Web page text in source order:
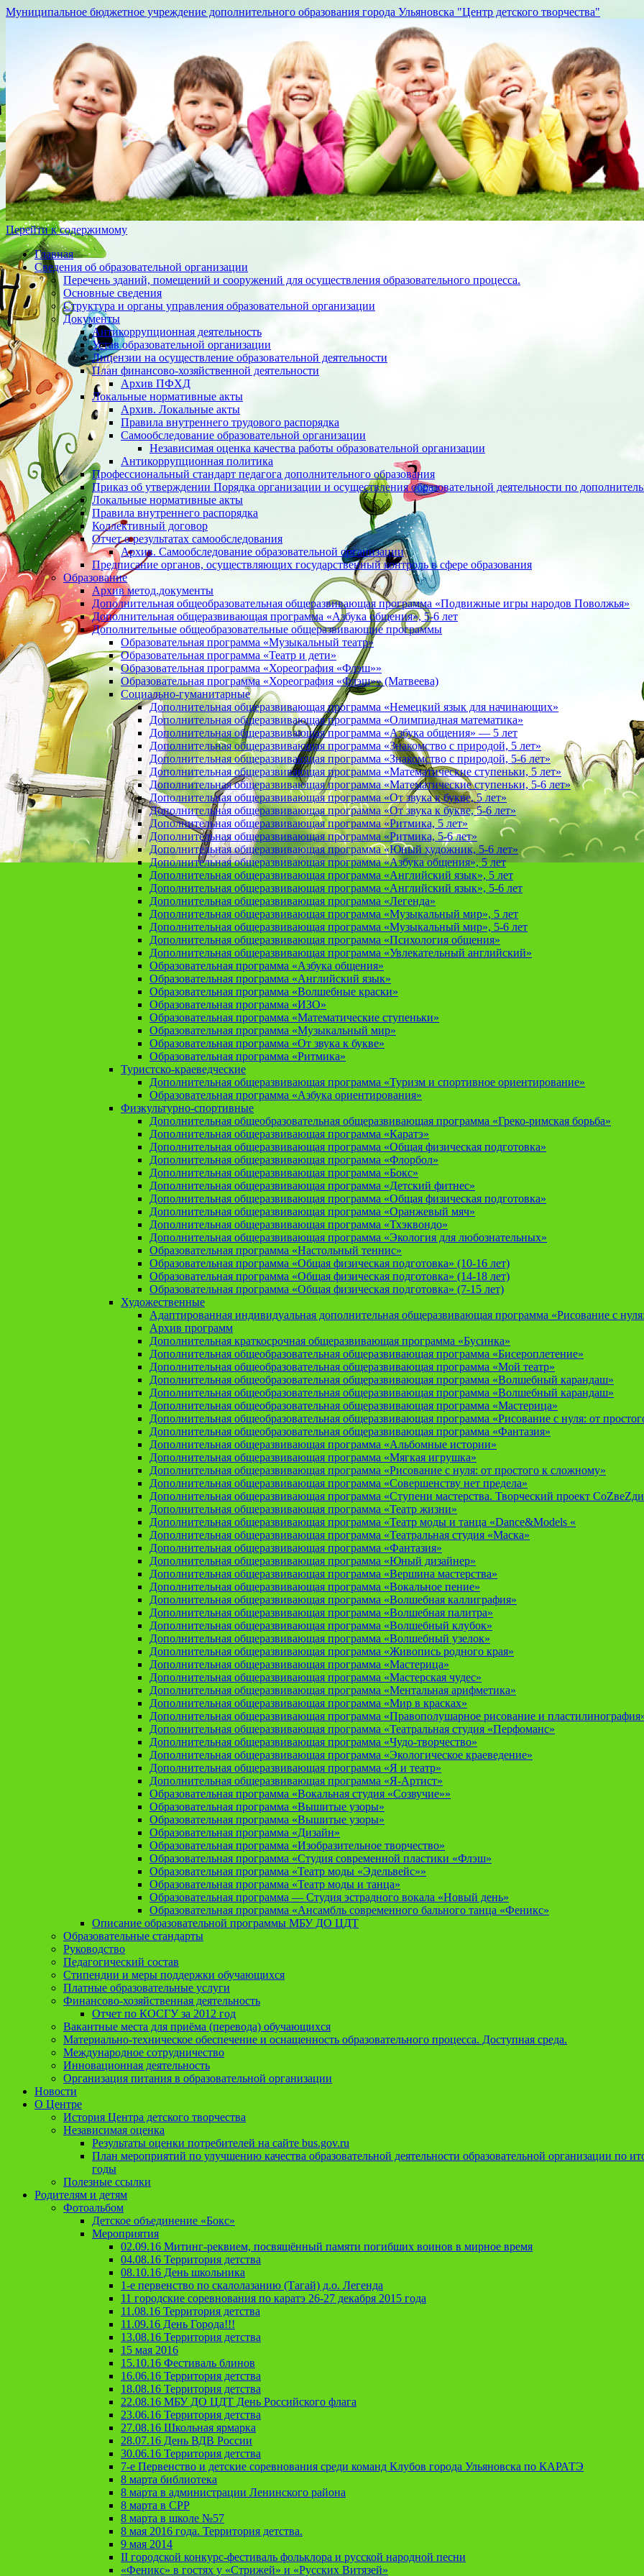
Муниципальное бюджетное учреждение дополнительного образования города Ульяновска "Центр детского творчества"
Перейти к содержимому
Главная
Сведения об образовательной организации
Перечень зданий, помещений и сооружений для осуществления образовательного процесса.
Основные сведения
Структура и органы управления образовательной организации
Документы
Антикоррупционная деятельность
Устав образовательной организации
Лицензии на осуществление образовательной деятельности
План финансово-хозяйственной деятельности
Архив ПФХД
Локальные нормативные акты
Архив. Локальные акты
Правила внутреннего трудового распорядка
Cамообследование образовательной организации
Независимая оценка качества работы образовательной организации
Антикоррупционная политика
Профессиональный стандарт педагога дополнительного образования
Приказ об утверждении Порядка организации и осуществления образовательной деятельности по
Локальные нормативные акты
Правила внутреннего распорядка
Коллективный договор
Отчет о результатах самообследования
Архив. Cамообследование образовательной организации
Предписание органов, осуществляющих государственный контроль в сфере образования
Образование
Архив метод.документы
Дополнительная общеобразовательная общеразвивающая программа «Подвижные игры народов Поволжья»
Дополнительная общеразвивающая программа «Азбука общения», 5-6 лет
Дополнительные общеобразовательные общеразвивающие программы
Образовательная программа «Музыкальный театр»
Образовательная программа «Театр и дети»
Образовательная программа «Хореография «Флэш»»
Образовательная программа «Хореография «Флэш»» (Матвеева)
Социально-гуманитарные
Дополнительная общеразвивающая программа «Немецкий язык для начинающих»
Дополнительная общеразвивающая программа «Олимпиадная математика»
Дополнительная общеразвивающая программа «Азбука общения» — 5 лет
Дополнительная общеразвивающая программа «Знакомство с природой, 5 лет»
Дополнительная общеразвивающая программа «Знакомство с природой, 5-6 лет»
Дополнительная общеразвивающая программа «Математические ступеньки, 5 лет»
Дополнительная общеразвивающая программа «Математические ступеньки, 5-6 лет»
Дополнительная общеразвивающая программа «От звука к букве, 5 лет»
Дополнительная общеразвивающая программа «От звука к букве, 5-6 лет»
Дополнительная общеразвивающая программа «Ритмика, 5 лет»
Дополнительная общеразвивающая программа «Ритмика, 5-6 лет»
Дополнительная общеразвивающая программа «Юный художник, 5-6 лет»
Дополнительная общеразвивающая программа «Азбука общения», 5 лет
Дополнительная общеразвивающая программа «Английский язык», 5 лет
Дополнительная общеразвивающая программа «Английский язык», 5-6 лет
Дополнительная общеразвивающая программа «Легенда»
Дополнительная общеразвивающая программа «Музыкальный мир», 5 лет
Дополнительная общеразвивающая программа «Музыкальный мир», 5-6 лет
Дополнительная общеразвивающая программа «Психология общения»
Дополнительная общеразвивающая программа «Увлекательный английский»
Образовательная программа «Азбука общения»
Образовательная программа «Английский язык»
Образовательная программа «Волшебные краски»
Образовательная программа «ИЗО»
Образовательная программа «Математические ступеньки»
Образовательная программа «Музыкальный мир»
Образовательная программа «От звука к букве»
Образовательная программа «Ритмика»
Туристско-краеведческие
Дополнительная общеразвивающая программа «Туризм и спортивное ориентирование»
Образовательная программа «Азбука ориентирования»
Физкультурно-спортивные
Дополнительная общеобразовательная общеразвивающая программа «Греко-римская борьба»
Дополнительная общеразвивающая программа «Каратэ»
Дополнительная общеразвивающая программа «Общая физическая подготовка»
Дополнительная общеразвивающая программа «Флорбол»
Дополнительная общеразвивающая программа «Бокс»
Дополнительная общеразвивающая программа «Детский фитнес»
Дополнительная общеразвивающая программа «Общая физическая подготовка»
Дополнительная общеразвивающая программа «Оранжевый мяч»
Дополнительная общеразвивающая программа «Тхэквондо»
Дополнительная общеразвивающая программа «Экология для любознательных»
Образовательная программа «Настольный теннис»
Образовательная программа «Общая физическая подготовка» (10-16 лет)
Образовательная программа «Общая физическая подготовка» (14-18 лет)
Образовательная программа «Общая физическая подготовка» (7-15 лет)
Художественные
Адаптированная индивидуальная дополнительная общеразвивающая программа «Рисование с
Архив программ
Дополнительная краткосрочная общеразвивающая программа «Бусинка»
Дополнительная общеобразовательная общеразвивающая программа «Бисероплетение»
Дополнительная общеобразовательная общеразвивающая программа «Мой театр»
Дополнительная общеобразовательная общеразвивающая программа «Волшебный карандаш»
Дополнительная общеобразовательная общеразвивающая программа «Волшебный карандаш»
Дополнительная общеобразовательная общеразвивающая программа «Мастерица»
Дополнительная общеобразовательная общеразвивающая программа «Рисование с нуля: от
Дополнительная общеобразовательная общеразвивающая программа «Фантазия»
Дополнительная общеразвивающая программа «Альбомные истории»
Дополнительная общеразвивающая программа «Мягкая игрушка»
Дополнительная общеразвивающая программа «Рисование с нуля: от простого к сложному»
Дополнительная общеразвивающая программа «Совершенству нет предела»
Дополнительная общеразвивающая программа «Ступени мастерства. Творческий проект
Дополнительная общеразвивающая программа «Театр жизни»
Дополнительная общеразвивающая программа «Театр моды и танца «Dance&Models «
Дополнительная общеразвивающая программа «Театральная студия «Маска»
Дополнительная общеразвивающая программа «Фантазия»
Дополнительная общеразвивающая программа «Юный дизайнер»
Дополнительная общеразвивающая программа «Вершина мастерства»
Дополнительная общеразвивающая программа «Вокальное пение»
Дополнительная общеразвивающая программа «Волшебная каллиграфия»
Дополнительная общеразвивающая программа «Волшебная палитра»
Дополнительная общеразвивающая программа «Волшебный клубок»
Дополнительная общеразвивающая программа «Волшебный узелок»
Дополнительная общеразвивающая программа «Живопись родного края»
Дополнительная общеразвивающая программа «Мастерица»
Дополнительная общеразвивающая программа «Мастерская чудес»
Дополнительная общеразвивающая программа «Ментальная арифметика»
Дополнительная общеразвивающая программа «Мир в красках»
Дополнительная общеразвивающая программа «Правополушарное рисование и
Дополнительная общеразвивающая программа «Театральная студия «Перфоманс»
Дополнительная общеразвивающая программа «Чудо-творчество»
Дополнительная общеразвивающая программа «Экологическое краеведение»
Дополнительная общеразвивающая программа «Я и театр»
Дополнительная общеразвивающая программа «Я-Артист»
Образовательная программа «Вокальная студия «Созвучие»»
Образовательная программа «Вышитые узоры»
Образовательная программа «Вышитые узоры»
Образовательная программа «Дизайн»
Образовательная программа «Изобразительное творчество»
Образовательная программа «Студия современной пластики «Флэш»
Образовательная программа «Театр моды «Эдельвейс»»
Образовательная программа «Театр моды и танца»
Образовательная программа — Студия эстрадного вокала «Новый день»
Образовательная программа «Ансамбль современного бального танца «Феникс»
Описание образовательной программы МБУ ДО ЦДТ
Образовательные стандарты
Руководство
Педагогический состав
Стипендии и меры поддержки обучающихся
Платные образовательные услуги
Финансово-хозяйственная деятельность
Отчет по КОСГУ за 2012 год
Вакантные места для приёма (перевода) обучающихся
Материально-техническое обеспечение и оснащенность образовательного процесса. Доступная среда.
Международное сотрудничество
Инновационная деятельность
Организация питания в образовательной организации
Новости
О Центре
История Центра детского творчества
Независимая оценка
Результаты оценки потребителей на сайте bus.gov.ru
План мероприятий по улучшению качества образовательной деятельности образовательной организации по
годы
Полезные ссылки
Родителям и детям
Фотоальбом
Детское объединение «Бокс»
Мероприятия
02.09.16 Митинг-реквием, посвящённый памяти погибших воинов в мирное время
04.08.16 Территория детства
08.10.16 День школьника
1-е первенство по скалолазанию (Тагай) д.о. Легенда
11 городские соревнования по каратэ 26-27 декабря 2015 года
11.08.16 Территория детства
11.09.16 День Города!!!
13.08.16 Территория детства
15 мая 2016
15.10.16 Фестиваль блинов
16.06.16 Территория детства
18.08.16 Территория детства
22.08.16 МБУ ДО ЦДТ День Российского флага
23.06.16 Территория детства
27.08.16 Школьная ярмарка
28.07.16 День ВДВ России
30.06.16 Территория детства
7-е Первенство и детские соревнования среди команд Клубов города Ульяновска по КАРАТЭ
8 марта библиотека
8 марта в администрации Ленинского района
8 марта в СРР
8 марта в школе №57
8 мая 2016 года. Территория детства.
9 мая 2014
II городской конкурс-фестиваль фольклора и русской народной песни
«Феникс» в гостях у «Стрижей» и «Русских Витязей»